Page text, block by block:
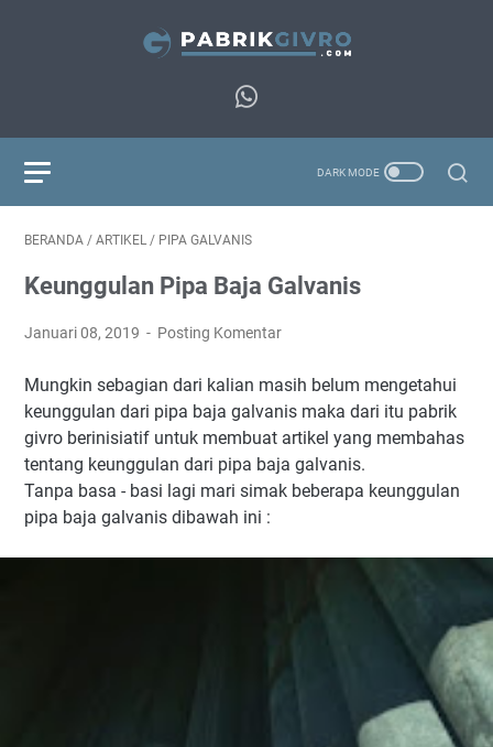
BERANDA / ARTIKEL / PIPA GALVANIS
Keunggulan Pipa Baja Galvanis
Januari 08, 2019 Posting Komentar
Mungkin sebagian dari kalian masih belum mengetahui
keunggulan dari pipa baja galvanis maka dari itu pabrik
givro berinisiatif untuk membuat artikel yang membahas
tentang keunggulan dari pipa baja galvanis.
Tanpa basa - basi lagi mari simak beberapa keunggulan
pipa baja galvanis dibawah ini :